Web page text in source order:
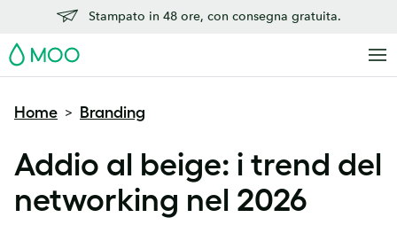
Stampato in 48 ore, con consegna gratuita.
MOO
Home > Branding
Addio al beige: i trend del
networking nel 2026